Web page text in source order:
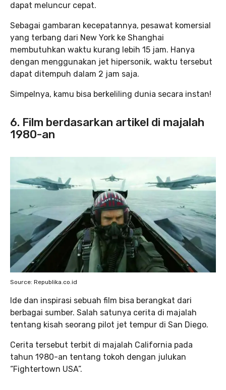
dapat meluncur cepat.
Sebagai gambaran kecepatannya, pesawat komersial
yang terbang dari New York ke Shanghai
membutuhkan waktu kurang lebih 15 jam. Hanya
dengan menggunakan jet hipersonik, waktu tersebut
dapat ditempuh dalam 2 jam saja.
Simpelnya, kamu bisa berkeliling dunia secara instan!
6. Film berdasarkan artikel di majalah
1980-an
Source: Republika.co.id
Ide dan inspirasi sebuah film bisa berangkat dari
berbagai sumber. Salah satunya cerita di majalah
tentang kisah seorang pilot jet tempur di San Diego.
Cerita tersebut terbit di majalah California pada
tahun 1980-an tentang tokoh dengan julukan
“Fightertown USA”.